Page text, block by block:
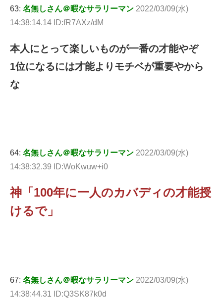
63: 名無しさん＠暇なサラリーマン 2022/03/09(水)
14:38:14.14 ID:fR7AXz/dM
本人にとって楽しいものが一番の才能やぞ
1位になるには才能よりモチベが重要やから
な
64: 名無しさん＠暇なサラリーマン 2022/03/09(水)
14:38:32.39 ID:WoKwuw+i0
神「100年に一人のカバディの才能授
けるで」
67: 名無しさん＠暇なサラリーマン 2022/03/09(水)
14:38:44.31 ID:Q3SK87k0d